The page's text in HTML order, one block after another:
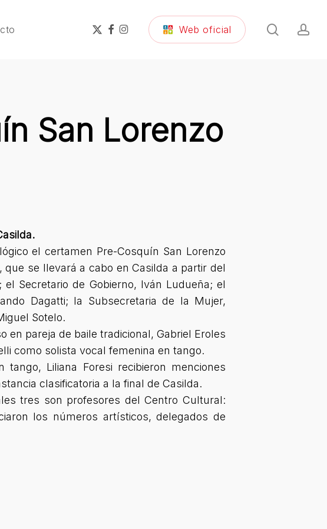
x-
twitter
facebook
instagram Web oficial search
San Lorenzo
el certamen Pre-Cosquín San Lorenzo
se llevará a cabo en Casilda a partir del
Secretario de Gobierno, Iván Ludueña; el
Dagatti; la Subsecretaria de la Mujer,
Sotelo.
en pareja de baile tradicional, Gabriel Eroles
como solista vocal femenina en tango.
Liliana Foresi recibieron menciones
clasificatoria a la final de Casilda.
tres son profesores del Centro Cultural:
los números artísticos, delegados de